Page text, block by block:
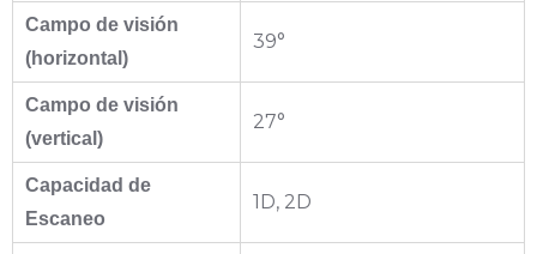
Campo de visión
(horizontal)
39°
Campo de visión
(vertical)
27°
Capacidad de
Escaneo
1D, 2D